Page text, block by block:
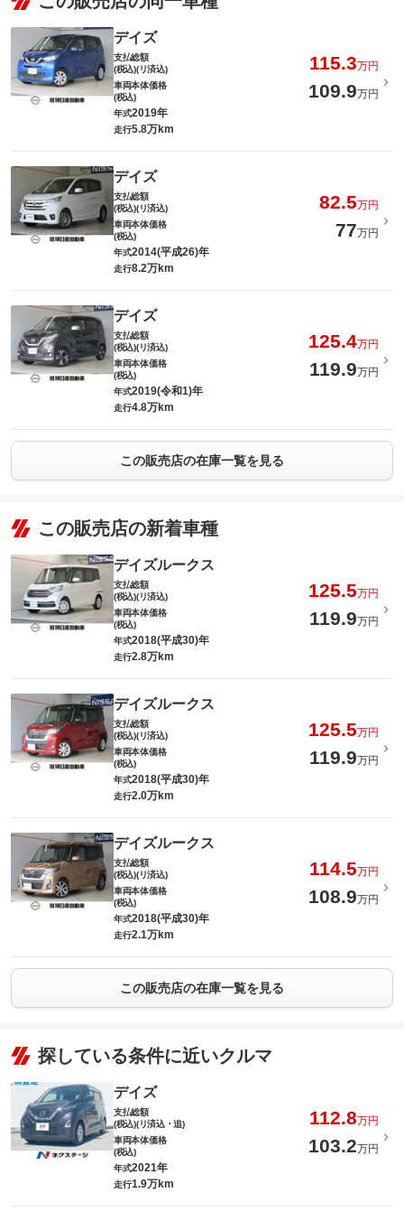
デイズ
支払総額
(税込)(リ済込)
115.3万円
車両本体価格
(税込)
109.9万円
年式2019年
走行5.8万km
デイズ
支払総額
(税込)(リ済込)
82.5万円
車両本体価格
(税込)
77万円
年式2014(平成26)年
走行8.2万km
デイズ
支払総額
(税込)(リ済込)
125.4万円
車両本体価格
(税込)
119.9万円
年式2019(令和1)年
走行4.8万km
この販売店の在庫一覧を見る
この販売店の新着車種
デイズルークス
支払総額
(税込)(リ済込)
125.5万円
車両本体価格
(税込)
119.9万円
年式2018(平成30)年
走行2.8万km
デイズルークス
支払総額
(税込)(リ済込)
125.5万円
車両本体価格
(税込)
119.9万円
年式2018(平成30)年
走行2.0万km
デイズルークス
支払総額
(税込)(リ済込)
114.5万円
車両本体価格
(税込)
108.9万円
年式2018(平成30)年
走行2.1万km
この販売店の在庫一覧を見る
探している条件に近いクルマ
デイズ
支払総額
(税込)(リ済込・追)
112.8万円
車両本体価格
(税込)
103.2万円
年式2021年
走行1.9万km